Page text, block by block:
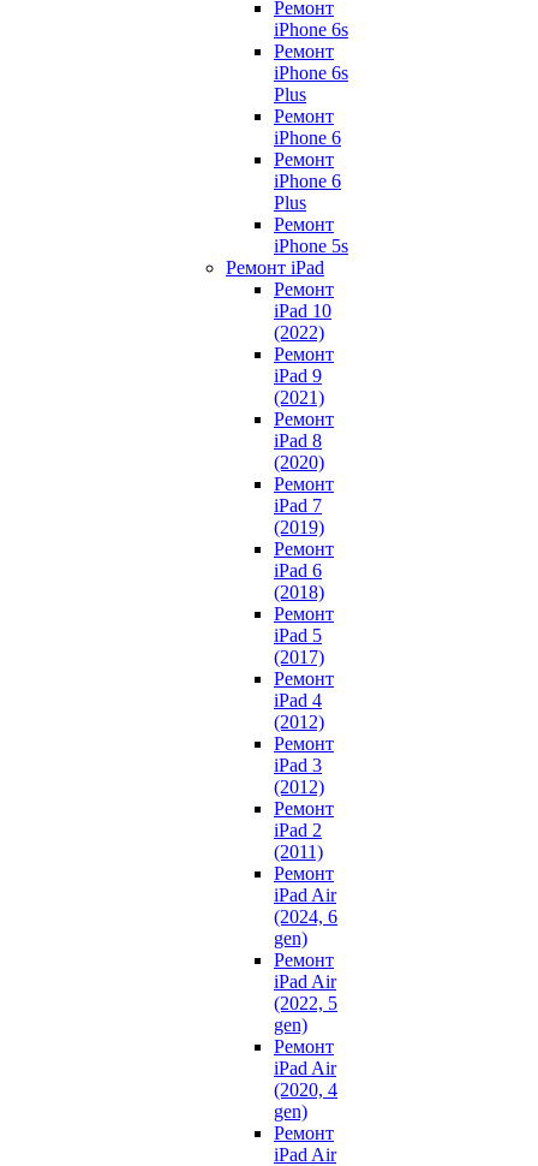
Ремонт
iPhone 6s
Ремонт
iPhone 6s
Plus
Ремонт
iPhone 6
Ремонт
iPhone 6
Plus
Ремонт
iPhone 5s
Ремонт iPad
Ремонт
iPad 10
(2022)
Ремонт
iPad 9
(2021)
Ремонт
iPad 8
(2020)
Ремонт
iPad 7
(2019)
Ремонт
iPad 6
(2018)
Ремонт
iPad 5
(2017)
Ремонт
iPad 4
(2012)
Ремонт
iPad 3
(2012)
Ремонт
iPad 2
(2011)
Ремонт
iPad Air
(2024, 6
gen)
Ремонт
iPad Air
(2022, 5
gen)
Ремонт
iPad Air
(2020, 4
gen)
Ремонт
iPad Air